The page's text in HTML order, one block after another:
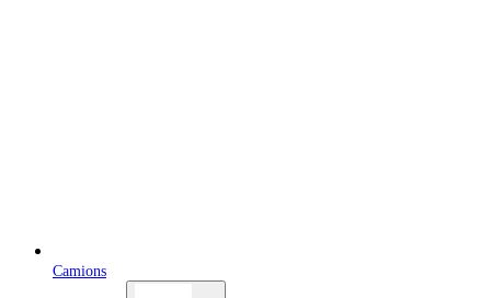
Camions